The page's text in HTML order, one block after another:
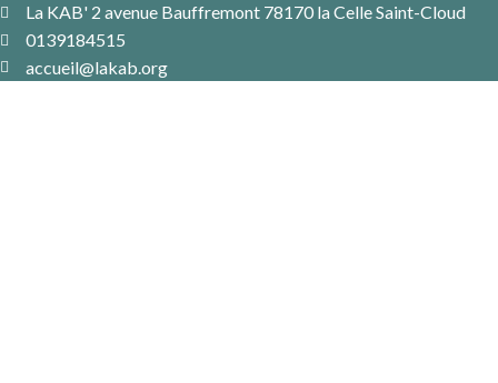
La KAB' 2 avenue Bauffremont 78170 la Celle Saint-Cloud
0139184515
accueil@lakab.org